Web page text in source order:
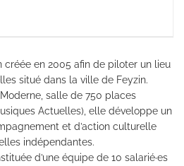
créée en 2005 afin de piloter un lieu
situé dans la ville de Feyzin.
salle de 750 places
Actuelles), elle développe un
et d’action culturelle
indépendantes.
d’une équipe de 10 salarié·es